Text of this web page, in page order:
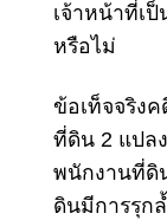
เจ้าหน้าที่เ
หรือไม่
ข้อเท็จจริง
ที่ดิน 2 แปล
พนักงานที่ดิ
ดินมีการรุก